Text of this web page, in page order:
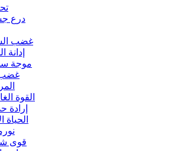
درع
غضب
إدانة
موجة
غضب
القوة
إرادة
الحياة
قوى